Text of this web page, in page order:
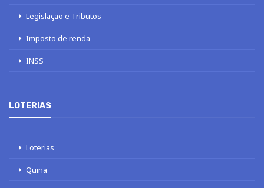
Legislação e Tributos
Imposto de renda
INSS
LOTERIAS
Loterias
Quina